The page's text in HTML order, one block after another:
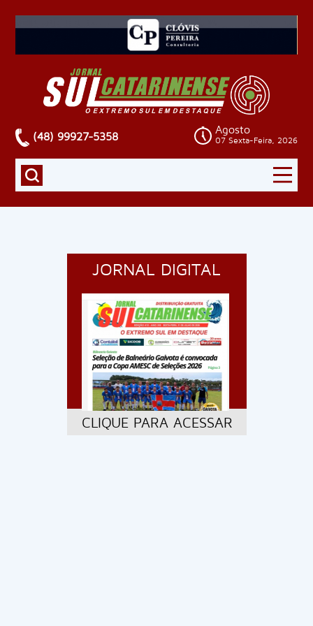
(48) 99927-5358
Agosto
07 Sexta-Feira, 2026
JORNAL DIGITAL
CLIQUE PARA ACESSAR